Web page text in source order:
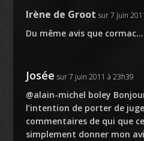
Irène de Groot sur 7 juin
Du même avis que
Josée sur 7 juin 2011 à 23h39
@alain-michel boley
l’intention de porter de
commentaires de qui que
simplement donner mon